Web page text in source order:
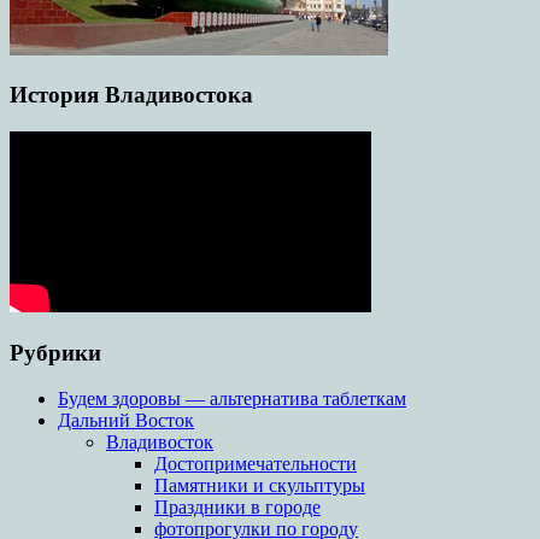
История Владивостока
Рубрики
Будем здоровы — альтернатива таблеткам
Дальний Восток
Владивосток
Достопримечательности
Памятники и скульптуры
Праздники в городе
фотопрогулки по городу